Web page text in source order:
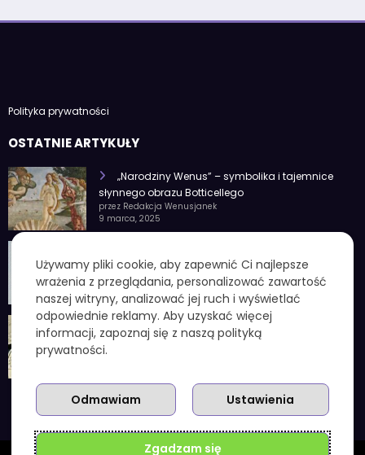
Polityka prywatności
OSTATNIE ARTYKUŁY
„Narodziny Wenus” – symbolika i tajemnice
słynnego obrazu Botticellego
przez Redakcja Wenusjanek
9 marca, 2025
cechy osobowości
przez Redakcja Wenusjanek
4 lutego, 2025
1 kuna ile to zł – aktualny przelicznik, koniec
chorwackiej waluty i praktyczne wskazówki
przez Redakcja Wenusjanek
Używamy pliki cookie, aby zapewnić Ci najlepsze
wrażenia z przeglądania, personalizować zawartość
naszej witryny, analizować jej ruch i wyświetlać
odpowiednie reklamy. Aby uzyskać więcej
informacji, zapoznaj się z naszą polityką
prywatności.
Zgadzam się
Ustawienia
Odmawiam